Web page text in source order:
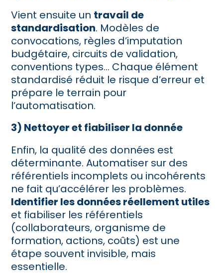
Vient ensuite un travail de
standardisation. Modèles de
convocations, règles d’imputation
budgétaire, circuits de validation,
conventions types… Chaque élément
standardisé réduit le risque d’erreur et
prépare le terrain pour
l’automatisation.
3) Nettoyer et fiabiliser la donnée
Enfin, la qualité des données est
déterminante. Automatiser sur des
référentiels incomplets ou incohérents
ne fait qu’accélérer les problèmes.
Identifier les données réellement utiles
et fiabiliser les référentiels
(collaborateurs, organisme de
formation, actions, coûts) est une
étape souvent invisible, mais
essentielle.